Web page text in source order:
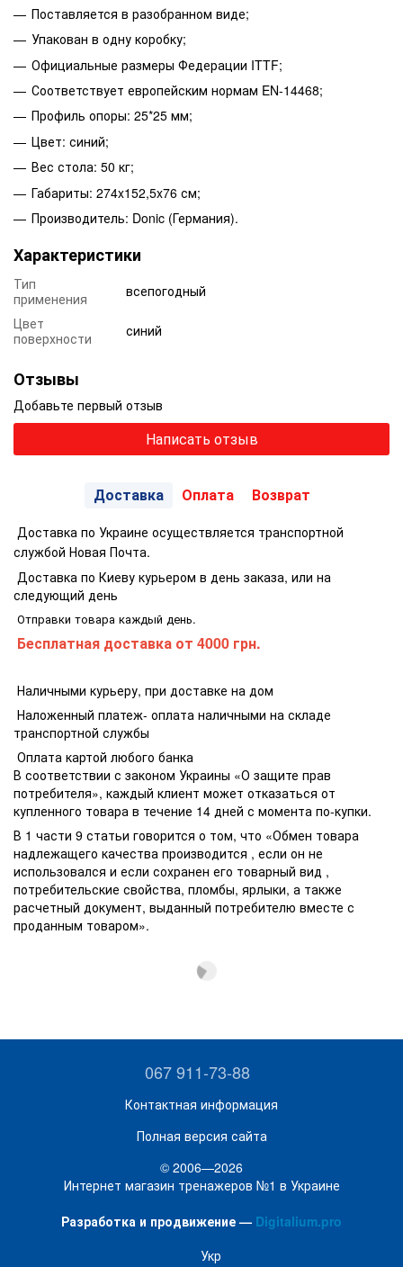
Поставляется в разобранном виде;
Упакован в одну коробку;
Официальные размеры Федерации ITTF;
Соответствует европейским нормам EN-14468;
Профиль опоры: 25*25 мм;
Цвет: синий;
Вес стола: 50 кг;
Габариты: 274x152,5x76 см;
Производитель: Donic (Германия).
Характеристики
Тип
применения
всепогодный
Цвет
поверхности
синий
Отзывы
Добавьте первый отзыв
Написать отзыв
Доставка Оплата Возврат
Доставка по Украине осуществляется транспортной
службой Новая Почта.
Доставка по Киеву курьером в день заказа, или на
следующий день
Отправки товара каждый день.
Бесплатная доставка от 4000 грн.
Наличными курьеру, при доставке на дом
Наложенный платеж- оплата наличными на складе
транспортной службы
Оплата картой любого банка
В соответствии с законом Украины «О защите прав
потребителя», каждый клиент может отказаться от
купленного товара в течение 14 дней с момента по-купки.
В 1 части 9 статьи говорится о том, что «Обмен товара
надлежащего качества производится , если он не
использовался и если сохранен его товарный вид ,
потребительские свойства, пломбы, ярлыки, а также
расчетный документ, выданный потребителю вместе с
проданным товаром».
067 911-73-88
Контактная информация
Полная версия сайта
© 2006—2026
Интернет магазин тренажеров №1 в Украине
Разработка и продвижение — Digitalium.pro
Укр